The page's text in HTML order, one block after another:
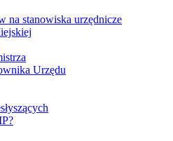
na stanowiska urzędnicze
Urzędu